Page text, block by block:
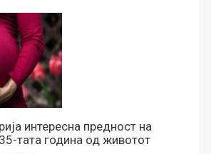
интересна предност на
тата година од животот